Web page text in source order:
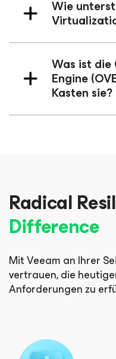
Wie
Was ist
Engine
Kasten sie?
Radical
Difference
Mit Veeam an Ihrer
vertrauen, die
Anforderungen zu